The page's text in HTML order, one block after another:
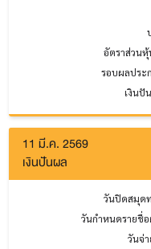
อัตราส่วน
รอบผลประ
เงินปั
11 มี.ค. 2569
เงินปันผล
วันปิดสมุด
วันกำหนดรายชื่
วันจ่